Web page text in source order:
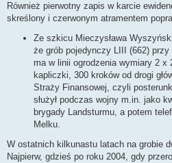
Również pierwotny zapis w karcie
skreślony i czerwonym atramentem
Ze szkicu Mieczysława
że grób pojedynczy LIII (662)
ma w linii ogrodzenia wymiary 2 x
kapliczki, 300 kroków od drogi
Straży Finansowej, czyli
służył podczas wojny m.in. jako
brygady Landsturmu, a potem
Melku.
W ostatnich kilkunastu latach na grobie
Najpierw, gdzieś po roku 2004, gdy